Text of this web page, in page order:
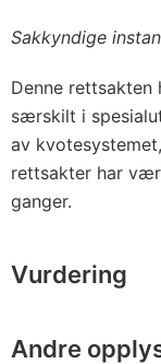
Sakkyndige
Denne
særskilt i
av
rettsakter har
ganger.
Vurdering
Andre